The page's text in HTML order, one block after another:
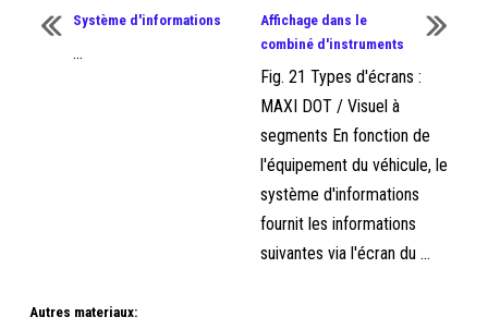
Système d'informations
...
Affichage dans le
combiné d'instruments
Fig. 21 Types d'écrans :
MAXI DOT / Visuel à
segments En fonction de
l'équipement du véhicule, le
système d'informations
fournit les informations
suivantes via l'écran du ...
Autres materiaux: